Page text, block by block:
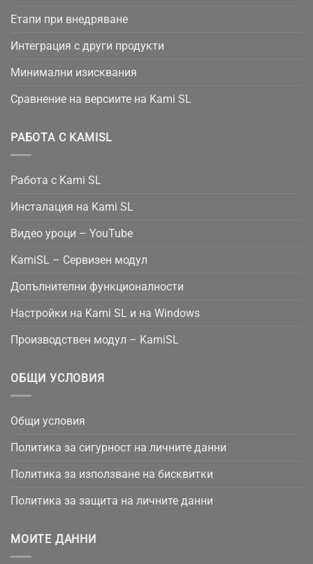
Етапи при внедряване
Интеграция с други продукти
Минимални изисквания
Сравнение на версиите на Kami SL
РАБОТА С KAMISL
Работа с Kami SL
Инсталация на Kami SL
Видео уроци – YouTube
KamiSL – Сервизен модул
Допълнителни функционалности
Настройки на Kami SL и на Windows
Производствен модул – KamiSL
ОБЩИ УСЛОВИЯ
Общи условия
Политика за сигурност на личните данни
Политика за използване на бисквитки
Политика за защита на личните данни
МОИТЕ ДАННИ